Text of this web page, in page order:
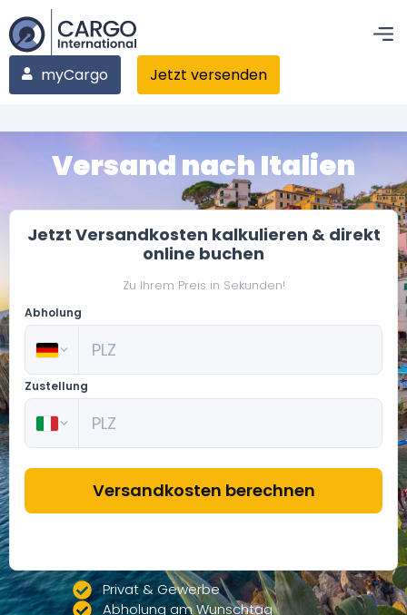
myCargo Jetzt versenden
Versand nach Italien
Privat & Gewerbe
Abholung am Wunschtag